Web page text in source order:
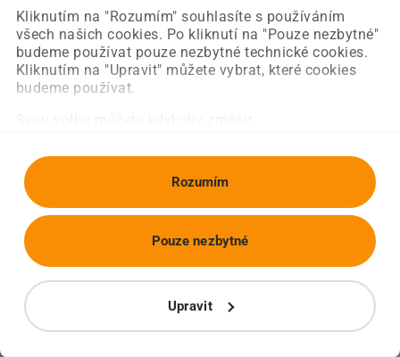
Kliknutím na "Rozumím" souhlasíte s používáním
všech našich cookies. Po kliknutí na "Pouze nezbytné"
budeme používat pouze nezbytné technické cookies.
Kliknutím na "Upravit" můžete vybrat, které cookies
budeme používat.
Rozumím
Upravit
Pouze nezbytné
Obnovit stránku Úvodní strana